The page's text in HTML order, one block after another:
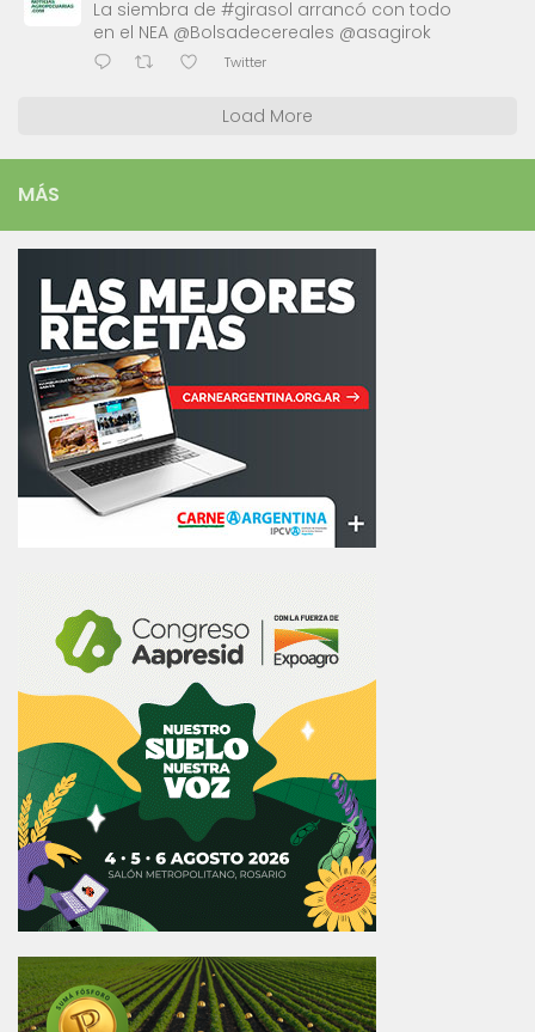
La siembra de #girasol arrancó con todo
en el NEA @Bolsadecereales @asagirok
Twitter
Load More
MÁS